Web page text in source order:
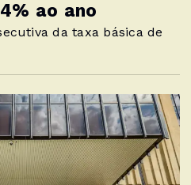
ao ano
da taxa básica de